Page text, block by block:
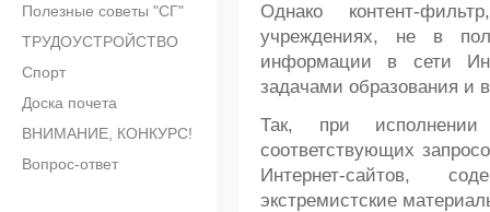
Полезные советы "СГ"
ТРУДОУСТРОЙСТВО
Спорт
Доска почета
ВНИМАНИЕ, КОНКУРС!
Вопрос-ответ
Однако контент-
учреждениях, не в
информации в сети
задачами образования и
Так, при
соответствующих
Интернет-сайтов,
экстремистские